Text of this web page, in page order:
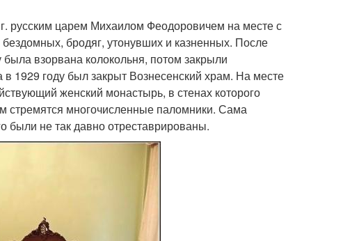
русским царем Михаилом Феодоровичем на месте с
бродяг, утонувших и казненных. После
взорвана колокольня, потом закрыли
1929 году был закрыт Вознесенский храм. На месте
женский монастырь, в стенах которого
стремятся многочисленные паломники. Сама
были не так давно отреставрированы.